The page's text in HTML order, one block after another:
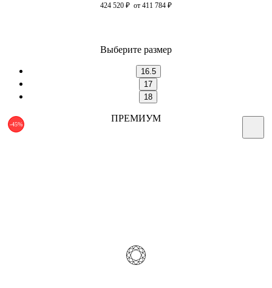
424 520 ₽ от 411 784 ₽
Выберите размер
16.5
17
18
-45%
ПРЕМИУМ